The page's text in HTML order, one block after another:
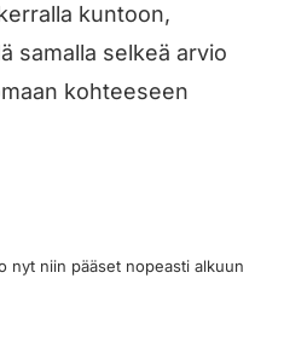
kuntoon,
samalla selkeä arvio
kohteeseen
nyt niin pääset nopeasti alkuun